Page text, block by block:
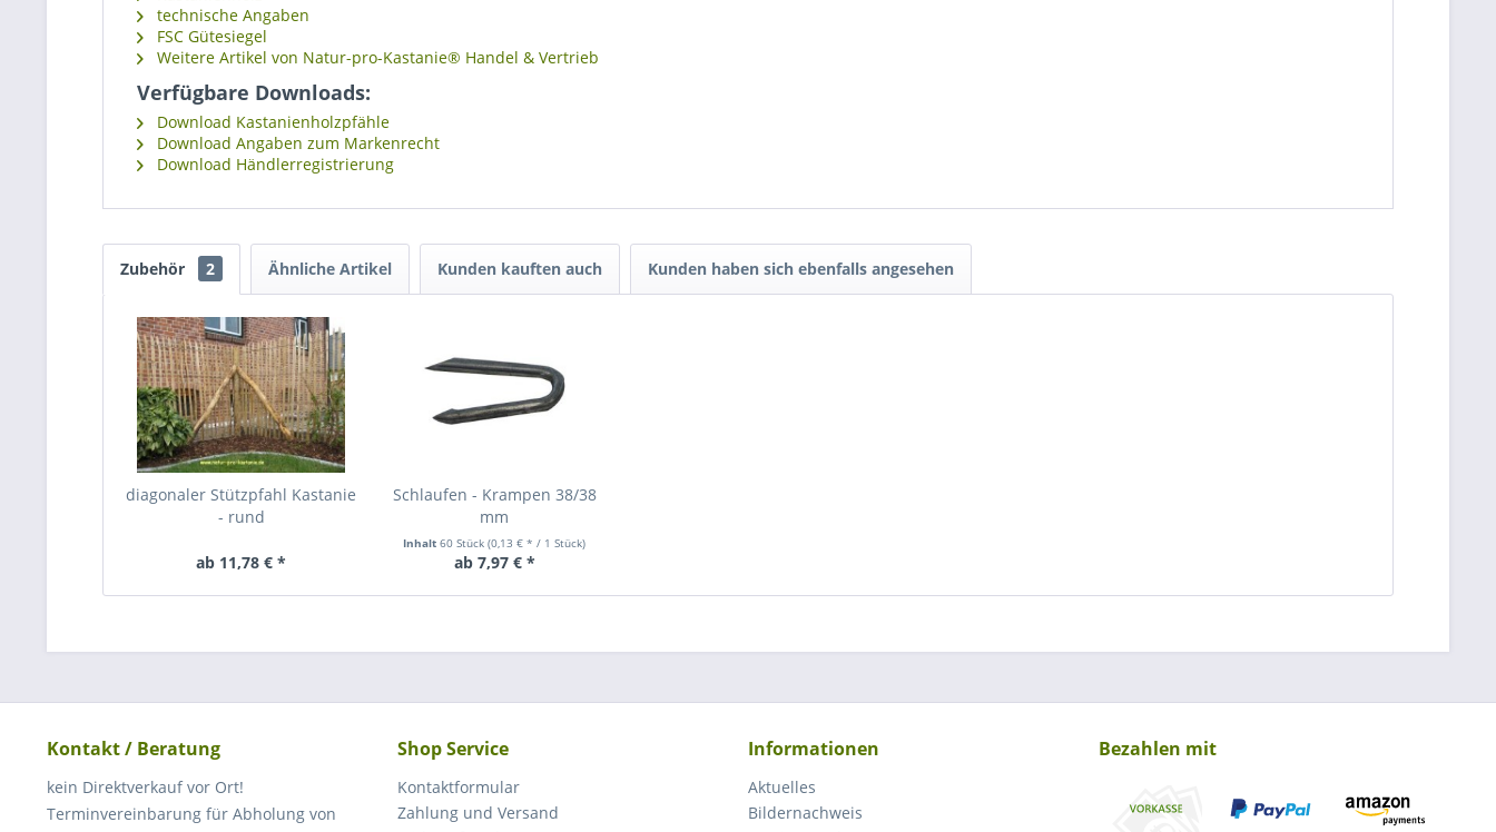
technische Angaben
FSC Gütesiegel
Weitere Artikel von Natur-pro-Kastanie® Handel & Vertrieb
Verfügbare Downloads:
Download Kastanienholzpfähle
Download Angaben zum Markenrecht
Download Händlerregistrierung
Zubehör 2 Ähnliche Artikel Kunden kauften auch Kunden haben sich ebenfalls angesehen
diagonaler Stützpfahl Kastanie
- rund
ab 11,78 € *
Schlaufen - Krampen 38/38
mm
Inhalt60 Stück(0,13 € * / 1 Stück)
ab 7,97 € *
Kontakt / Beratung
kein Direktverkauf vor Ort!
Terminvereinbarung für Abholung von
Shop Service
Kontaktformular
Zahlung und Versand
Informationen
Aktuelles
Bildernachweis
Bezahlen mit